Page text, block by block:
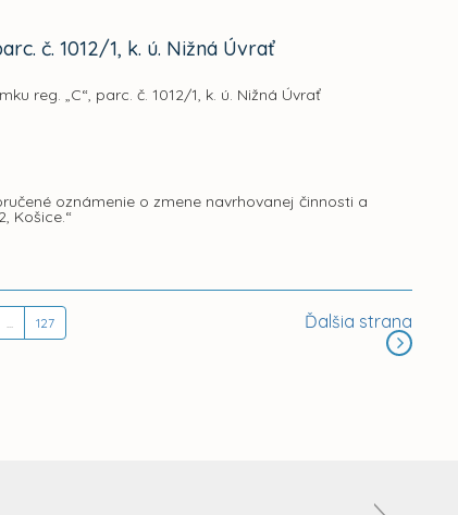
č. 1012/1, k. ú. Nižná Úvrať
reg. „C“, parc. č. 1012/1, k. ú. Nižná Úvrať
oznámenie o zmene navrhovanej činnosti a
Košice.“
... 127 Ďalšia strana